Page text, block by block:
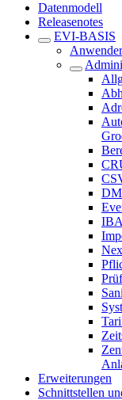
Datenmodell
Releasenotes
EVI-BASIS
Erweiterungen
Schnittstellen